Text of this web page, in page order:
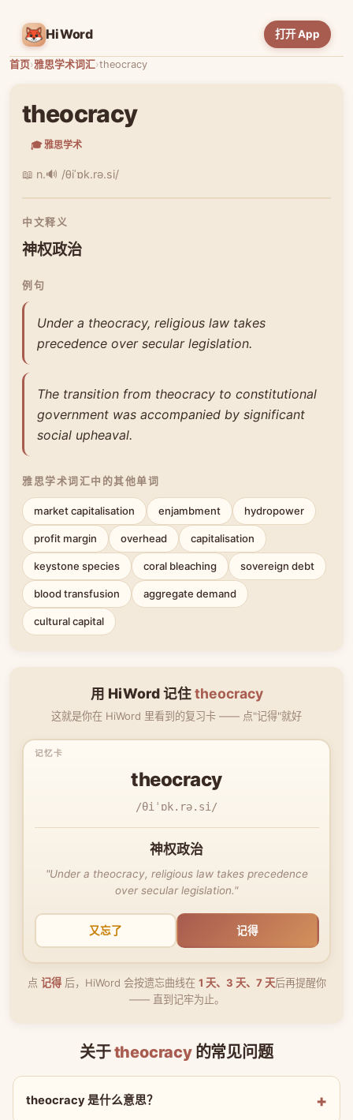
HiWord 打开 App
首页›雅思学术词汇›theocracy
theocracy
🎓 雅思学术
📖 n.🔊 /θiˈɒk.rə.si/
中文释义
神权政治
例句
Under a theocracy, religious law takes
precedence over secular legislation.
The transition from theocracy to constitutional
government was accompanied by significant
social upheaval.
雅思学术词汇中的其他单词
market capitalisation enjambment hydropower
profit margin overhead capitalisation
keystone species coral bleaching sovereign debt
blood transfusion aggregate demand
cultural capital
用 HiWord 记住theocracy
这就是你在 HiWord 里看到的复习卡 —— 点"记得"就好
theocracy
/θiˈɒk.rə.si/
神权政治
"Under a theocracy, religious law takes precedence
over secular legislation."
又忘了 记得
点 记得后，HiWord 会按遗忘曲线在 1 天、3 天、7 天后再提醒你
—— 直到记牢为止。
关于theocracy的常见问题
theocracy 是什么意思？